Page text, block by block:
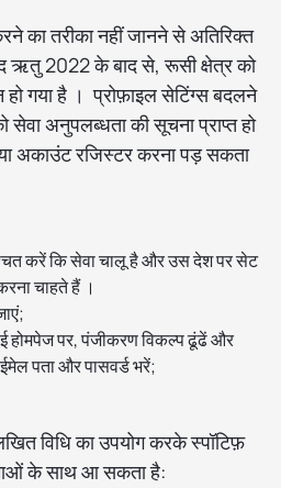
का तरीका नहीं जानने से अतिरिक्त
ऋतु 2022 के बाद से, रूसी क्षेत्र को
गया है । प्रोफ़ाइल सेटिंग्स बदलने
अनुपलब्धता की सूचना प्राप्त हो
अकाउंट रजिस्टर करना पड़ सकता
करें कि सेवा चालू है और उस देश पर सेट
चाहते हैं ।
होमपेज पर, पंजीकरण विकल्प ढूंढें और
पता और पासवर्ड भरें;
विधि का उपयोग करके स्पॉटिफ़
के साथ आ सकता है: